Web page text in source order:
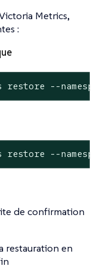
Metrics,
:
--namespace
--namespace
de confirmation
restauration en